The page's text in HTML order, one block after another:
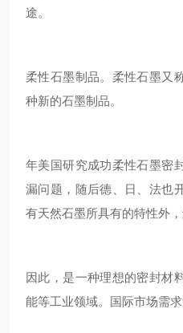
途。
柔性石墨制品。柔性石墨又
种新的石墨制品。
年美国研究成功柔性石墨密
漏问题，随后德、日、法也
有天然石墨所具有的特性外
因此，是一种理想的密封材
能等工业领域。国际市场需求